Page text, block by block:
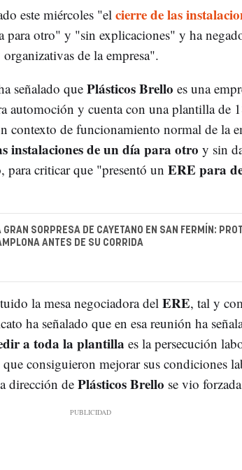
este miércoles "el cierre de las
para otro" y "sin explicaciones" y ha
de la empresa".
señalado que Plásticos Brello es una
automoción y cuenta con una plantilla de
contexto de funcionamiento normal de la
instalaciones de un día para otro y sin
para criticar que "presentó un ERE para
GRAN SORPRESA DE CAYETANO EN SAN FERMÍN:
ANTES DE SU CORRIDA
la mesa negociadora del ERE, tal y
ha señalado que en esa reunión ha
a toda la plantilla es la persecución
consiguieron mejorar sus condiciones
dirección dePlásticos Brello se vio